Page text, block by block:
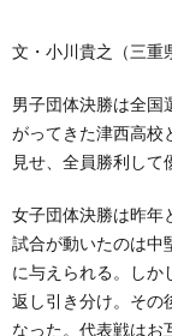
文・小川貴之（三重
男子団体決勝は全国
がってきた津西高校
見せ、全員勝利して
女子団体決勝は昨年
試合が動いたのは中
に与えられる。しか
返し引き分け。その
なった。代表戦はお